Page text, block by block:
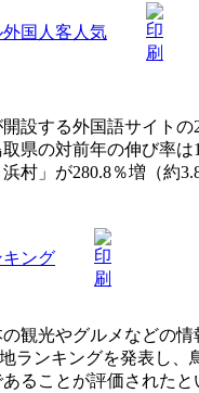
国人客人気
設する外国語サイト
県の対前年の伸び率
村」が280.8％増（約
ング
観光やグルメなどの
ランキングを発表し
ることが評価された